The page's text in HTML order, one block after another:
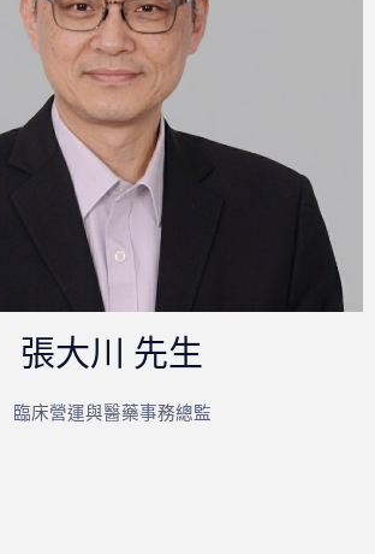
張大川 先生
臨床營運與醫藥事務總監